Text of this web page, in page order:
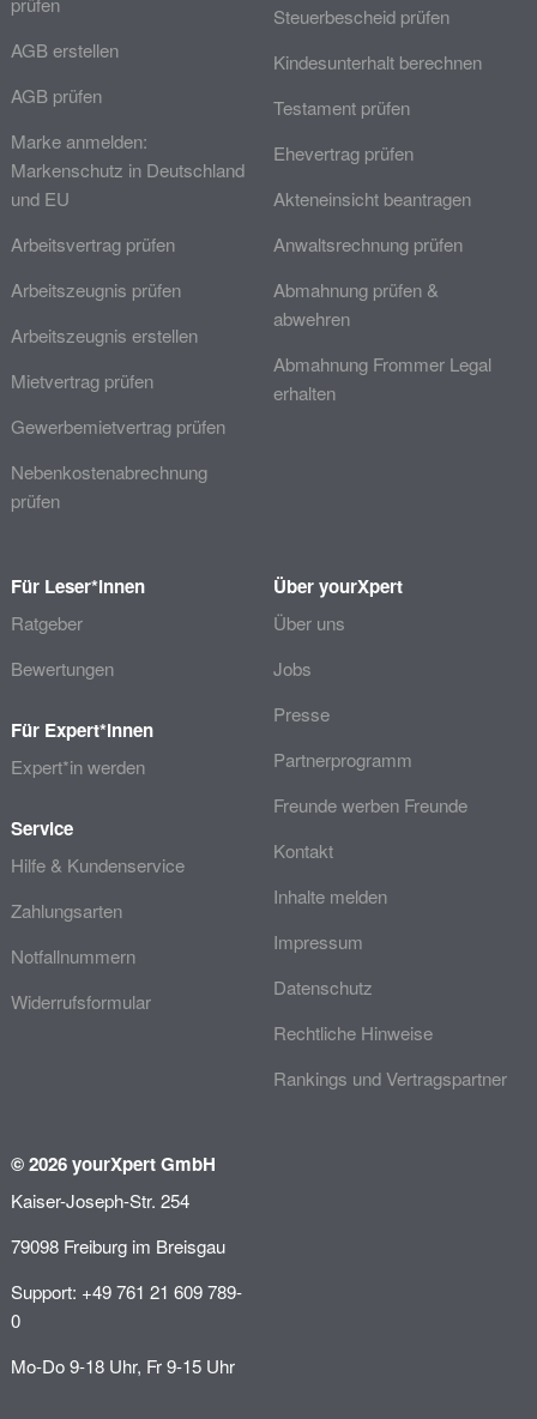
AGB erstellen
AGB prüfen
Marke anmelden:
Markenschutz in Deutschland
und EU
Arbeitsvertrag prüfen
Arbeitszeugnis prüfen
Arbeitszeugnis erstellen
Mietvertrag prüfen
Gewerbemietvertrag prüfen
Nebenkostenabrechnung
prüfen
Steuerbescheid prüfen
Kindesunterhalt berechnen
Testament prüfen
Ehevertrag prüfen
Akteneinsicht beantragen
Anwaltsrechnung prüfen
Abmahnung prüfen &
abwehren
Abmahnung Frommer Legal
erhalten
Für Leser*innen
Ratgeber
Bewertungen
Für Expert*innen
Expert*in werden
Service
Hilfe & Kundenservice
Zahlungsarten
Notfallnummern
Widerrufsformular
Über yourXpert
Über uns
Jobs
Presse
Partnerprogramm
Freunde werben Freunde
Kontakt
Inhalte melden
Impressum
Datenschutz
Rechtliche Hinweise
Rankings und Vertragspartner
© 2026 yourXpert GmbH
Kaiser-Joseph-Str. 254
79098 Freiburg im Breisgau
Support: +49 761 21 609 789-
0
Mo-Do 9-18 Uhr, Fr 9-15 Uhr